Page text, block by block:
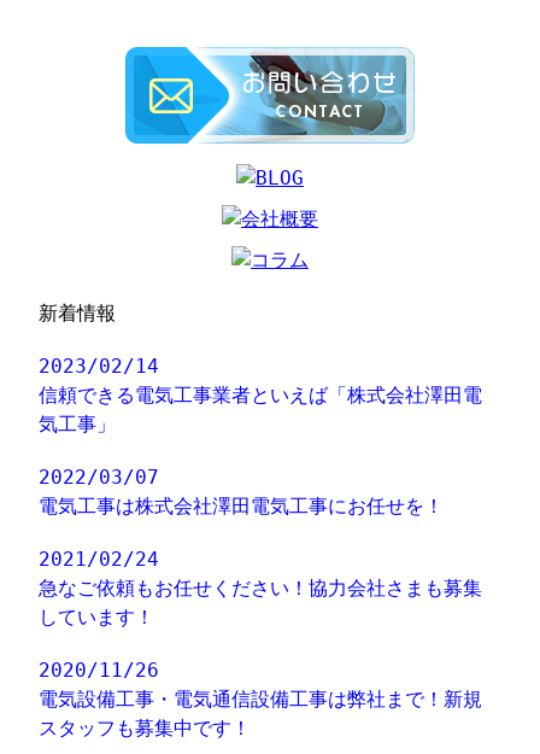
新着情報
2023/02/14
信頼できる電気工事業者といえば「株式会社澤田電
気工事」
2022/03/07
電気工事は株式会社澤田電気工事にお任せを！
2021/02/24
急なご依頼もお任せください！協力会社さまも募集
しています！
2020/11/26
電気設備工事・電気通信設備工事は弊社まで！新規
スタッフも募集中です！